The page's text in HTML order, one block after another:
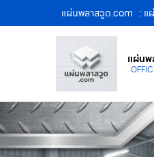
แผ่นพลาสวูด.com : แ
แผ่น